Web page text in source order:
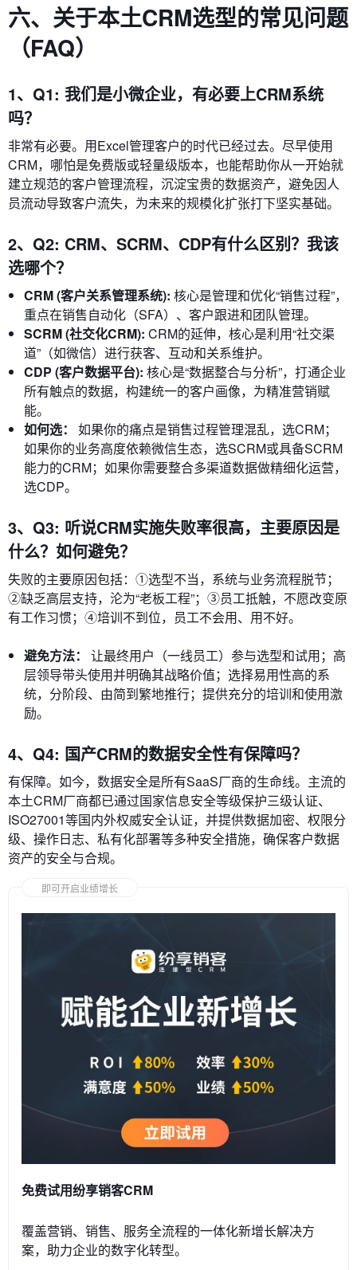
六、关于本土CRM选型的常见问题
（FAQ）
1、Q1: 我们是小微企业，有必要上CRM系统
吗？
非常有必要。用Excel管理客户的时代已经过去。尽早使用
CRM，哪怕是免费版或轻量级版本，也能帮助你从一开始就
建立规范的客户管理流程，沉淀宝贵的数据资产，避免因人
员流动导致客户流失，为未来的规模化扩张打下坚实基础。
2、Q2: CRM、SCRM、CDP有什么区别？我该
选哪个？
CRM (客户关系管理系统): 核心是管理和优化“销售过程”，
重点在销售自动化（SFA）、客户跟进和团队管理。
SCRM (社交化CRM): CRM的延伸，核心是利用“社交渠
道”（如微信）进行获客、互动和关系维护。
CDP (客户数据平台): 核心是“数据整合与分析”，打通企业
所有触点的数据，构建统一的客户画像，为精准营销赋
能。
如何选：
如果你的痛点是销售过程管理混乱，选CRM；
如果你的业务高度依赖微信生态，选SCRM或具备SCRM
能力的CRM；如果你需要整合多渠道数据做精细化运营，
选CDP。
3、Q3: 听说CRM实施失败率很高，主要原因是
什么？如何避免？
失败的主要原因包括：①选型不当，系统与业务流程脱节；
②缺乏高层支持，沦为“老板工程”；③员工抵触，不愿改变原
有工作习惯；④培训不到位，员工不会用、用不好。
避免方法：
让最终用户（一线员工）参与选型和试用；高
层领导带头使用并明确其战略价值；选择易用性高的系
统，分阶段、由简到繁地推行；提供充分的培训和使用激
励。
4、Q4: 国产CRM的数据安全性有保障吗？
有保障。如今，数据安全是所有SaaS厂商的生命线。主流的
本土CRM厂商都已通过国家信息安全等级保护三级认证、
ISO27001等国内外权威安全认证，并提供数据加密、权限分
级、操作日志、私有化部署等多种安全措施，确保客户数据
资产的安全与合规。
即可开启业绩增长
免费试用纷享销客CRM
覆盖营销、销售、服务全流程的一体化新增长解决方
案，助力企业的数字化转型。